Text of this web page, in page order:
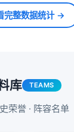
完整数据统计 →
库 TEAMS
荣誉 · 阵容名单